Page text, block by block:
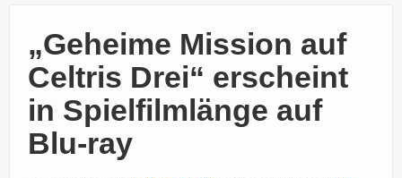
Kinofilme
Blu-ray / 4K
Über uns
Impressum
„Geheime Mission auf
Celtris Drei“ erscheint
in Spielfilmlänge auf
Blu-ray